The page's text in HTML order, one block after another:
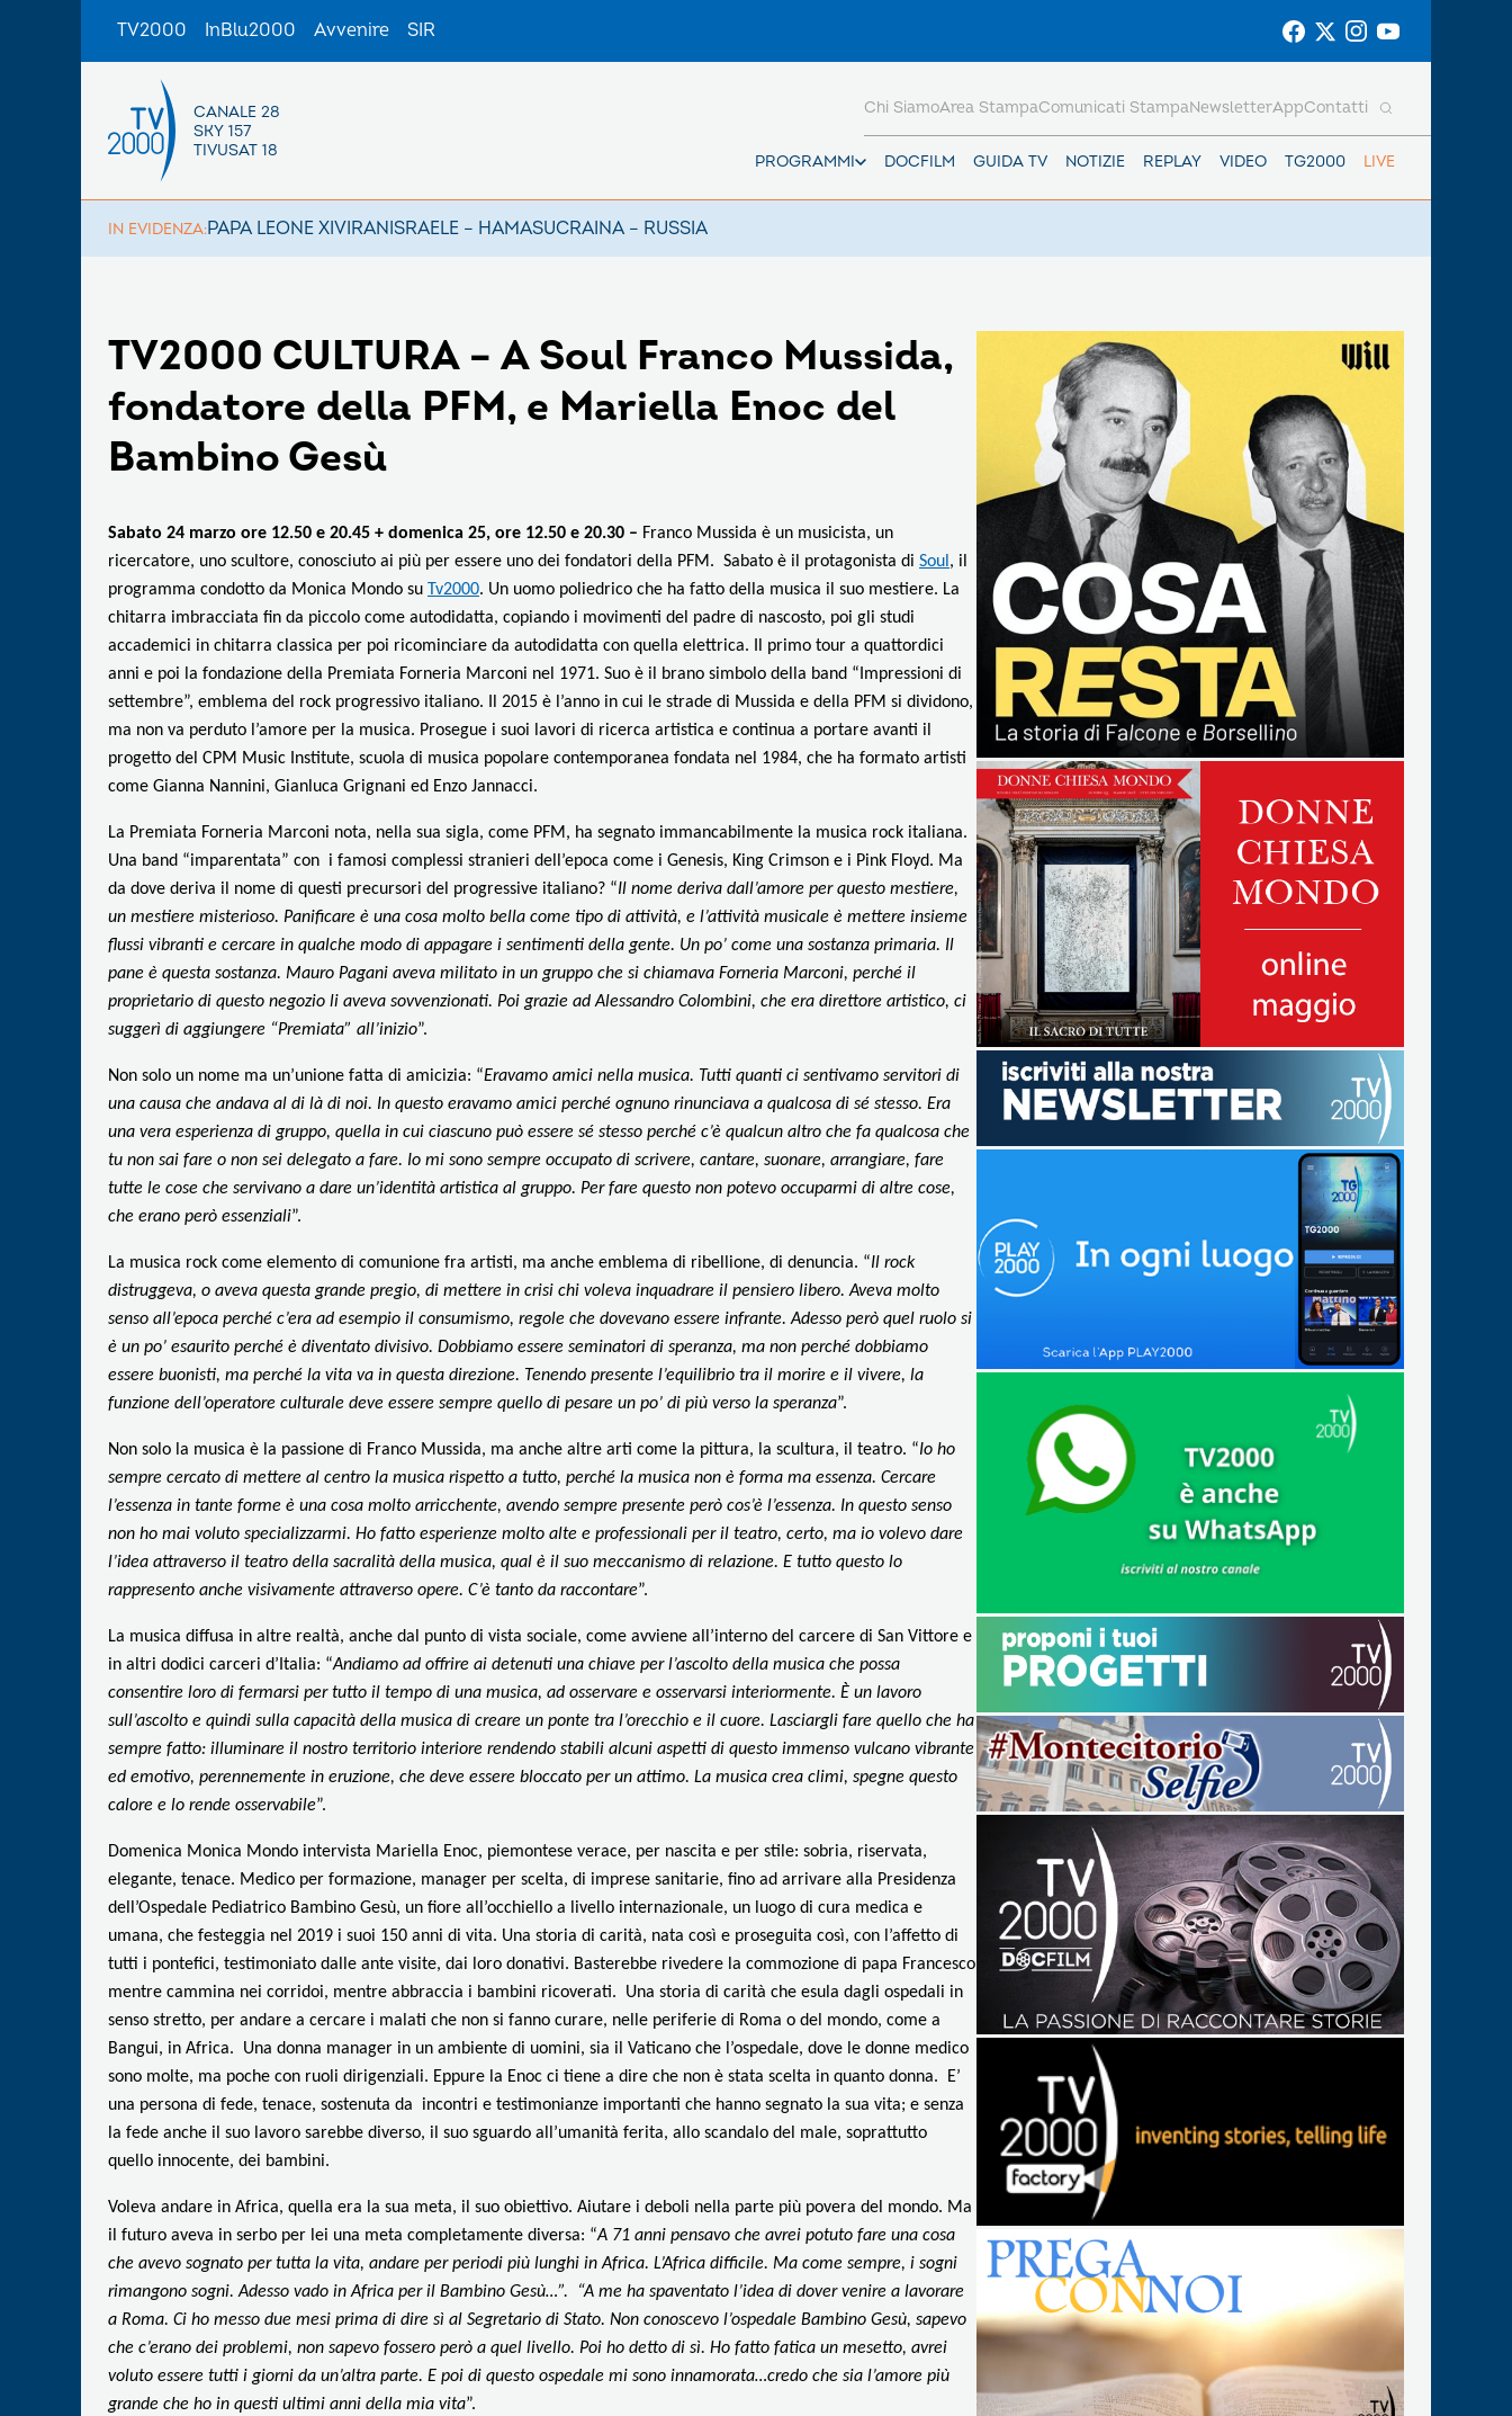
TV2000 InBlu2000 Avvenire SIR
CANALE 28
SKY 157
TIVUSAT 18
PROGRAMMI DOCFILM GUIDA TV NOTIZIE REPLAY VIDEO TG2000 LIVE
Chi SiamoArea StampaComunicati StampaNewsletterAppContatti
IN EVIDENZA:PAPA LEONE XIVIRANISRAELE – HAMASUCRAINA – RUSSIA
TV2000 CULTURA – A Soul Franco Mussida,
fondatore della PFM, e Mariella Enoc del
Bambino Gesù
Sabato 24 marzo ore 12.50 e 20.45 + domenica 25, ore 12.50 e 20.30 – Franco Mussida è un musicista, un
ricercatore, uno scultore, conosciuto ai più per essere uno dei fondatori della PFM. Sabato è il protagonista di Soul , il
programma condotto da Monica Mondo su Tv2000. Un uomo poliedrico che ha fatto della musica il suo mestiere. La
chitarra imbracciata fin da piccolo come autodidatta, copiando i movimenti del padre di nascosto, poi gli studi
accademici in chitarra classica per poi ricominciare da autodidatta con quella elettrica. Il primo tour a quattordici
anni e poi la fondazione della Premiata Forneria Marconi nel 1971. Suo è il brano simbolo della band “Impressioni di
settembre”, emblema del rock progressivo italiano. Il 2015 è l’anno in cui le strade di Mussida e della PFM si dividono,
ma non va perduto l’amore per la musica. Prosegue i suoi lavori di ricerca artistica e continua a portare avanti il
progetto del CPM Music Institute, scuola di musica popolare contemporanea fondata nel 1984, che ha formato artisti
come Gianna Nannini, Gianluca Grignani ed Enzo Jannacci.
La Premiata Forneria Marconi nota, nella sua sigla, come PFM, ha segnato immancabilmente la musica rock italiana.
Una band “imparentata” con i famosi complessi stranieri dell’epoca come i Genesis, King Crimson e i Pink Floyd. Ma
da dove deriva il nome di questi precursori del progressive italiano? “Il nome deriva dall’amore per questo mestiere,
un mestiere misterioso. Panificare è una cosa molto bella come tipo di attività, e l’attività musicale è mettere insieme
flussi vibranti e cercare in qualche modo di appagare i sentimenti della gente. Un po’ come una sostanza primaria. Il
pane è questa sostanza. Mauro Pagani aveva militato in un gruppo che si chiamava Forneria Marconi, perché il
proprietario di questo negozio li aveva sovvenzionati. Poi grazie ad Alessandro Colombini, che era direttore artistico, ci
suggerì di aggiungere “Premiata” all’inizio”.
Non solo un nome ma un’unione fatta di amicizia: “Eravamo amici nella musica. Tutti quanti ci sentivamo servitori di
una causa che andava al di là di noi. In questo eravamo amici perché ognuno rinunciava a qualcosa di sé stesso. Era
una vera esperienza di gruppo, quella in cui ciascuno può essere sé stesso perché c’è qualcun altro che fa qualcosa che
tu non sai fare o non sei delegato a fare. Io mi sono sempre occupato di scrivere, cantare, suonare, arrangiare, fare
tutte le cose che servivano a dare un’identità artistica al gruppo. Per fare questo non potevo occuparmi di altre cose,
che erano però essenziali”.
La musica rock come elemento di comunione fra artisti, ma anche emblema di ribellione, di denuncia. “Il rock
distruggeva, o aveva questa grande pregio, di mettere in crisi chi voleva inquadrare il pensiero libero. Aveva molto
senso all’epoca perché c’era ad esempio il consumismo, regole che dovevano essere infrante. Adesso però quel ruolo si
è un po’ esaurito perché è diventato divisivo. Dobbiamo essere seminatori di speranza, ma non perché dobbiamo
essere buonisti, ma perché la vita va in questa direzione. Tenendo presente l’equilibrio tra il morire e il vivere, la
funzione dell’operatore culturale deve essere sempre quello di pesare un po’ di più verso la speranza”.
Non solo la musica è la passione di Franco Mussida, ma anche altre arti come la pittura, la scultura, il teatro. “Io ho
sempre cercato di mettere al centro la musica rispetto a tutto, perché la musica non è forma ma essenza. Cercare
l’essenza in tante forme è una cosa molto arricchente, avendo sempre presente però cos’è l’essenza. In questo senso
non ho mai voluto specializzarmi. Ho fatto esperienze molto alte e professionali per il teatro, certo, ma io volevo dare
l’idea attraverso il teatro della sacralità della musica, qual è il suo meccanismo di relazione. E tutto questo lo
rappresento anche visivamente attraverso opere. C’è tanto da raccontare”.
La musica diffusa in altre realtà, anche dal punto di vista sociale, come avviene all’interno del carcere di San Vittore e
in altri dodici carceri d’Italia: “Andiamo ad offrire ai detenuti una chiave per l’ascolto della musica che possa
consentire loro di fermarsi per tutto il tempo di una musica, ad osservare e osservarsi interiormente. È un lavoro
sull’ascolto e quindi sulla capacità della musica di creare un ponte tra l’orecchio e il cuore. Lasciargli fare quello che ha
sempre fatto: illuminare il nostro territorio interiore rendendo stabili alcuni aspetti di questo immenso vulcano vibrante
ed emotivo, perennemente in eruzione, che deve essere bloccato per un attimo. La musica crea climi, spegne questo
calore e lo rende osservabile”.
Domenica Monica Mondo intervista Mariella Enoc, piemontese verace, per nascita e per stile: sobria, riservata,
elegante, tenace. Medico per formazione, manager per scelta, di imprese sanitarie, fino ad arrivare alla Presidenza
dell’Ospedale Pediatrico Bambino Gesù, un fiore all’occhiello a livello internazionale, un luogo di cura medica e
umana, che festeggia nel 2019 i suoi 150 anni di vita. Una storia di carità, nata così e proseguita così, con l’affetto di
tutti i pontefici, testimoniato dalle ante visite, dai loro donativi. Basterebbe rivedere la commozione di papa Francesco
mentre cammina nei corridoi, mentre abbraccia i bambini ricoverati. Una storia di carità che esula dagli ospedali in
senso stretto, per andare a cercare i malati che non si fanno curare, nelle periferie di Roma o del mondo, come a
Bangui, in Africa. Una donna manager in un ambiente di uomini, sia il Vaticano che l’ospedale, dove le donne medico
sono molte, ma poche con ruoli dirigenziali. Eppure la Enoc ci tiene a dire che non è stata scelta in quanto donna. E’
una persona di fede, tenace, sostenuta da incontri e testimonianze importanti che hanno segnato la sua vita; e senza
la fede anche il suo lavoro sarebbe diverso, il suo sguardo all’umanità ferita, allo scandalo del male, soprattutto
quello innocente, dei bambini.
Voleva andare in Africa, quella era la sua meta, il suo obiettivo. Aiutare i deboli nella parte più povera del mondo. Ma
il futuro aveva in serbo per lei una meta completamente diversa: “A 71 anni pensavo che avrei potuto fare una cosa
che avevo sognato per tutta la vita, andare per periodi più lunghi in Africa. L’Africa difficile. Ma come sempre, i sogni
rimangono sogni. Adesso vado in Africa per il Bambino Gesù…”. “A me ha spaventato l’idea di dover venire a lavorare
a Roma. Ci ho messo due mesi prima di dire sì al Segretario di Stato. Non conoscevo l’ospedale Bambino Gesù, sapevo
che c’erano dei problemi, non sapevo fossero però a quel livello. Poi ho detto di sì. Ho fatto fatica un mesetto, avrei
voluto essere tutti i giorni da un’altra parte. E poi di questo ospedale mi sono innamorata…credo che sia l’amore più
grande che ho in questi ultimi anni della mia vita”.